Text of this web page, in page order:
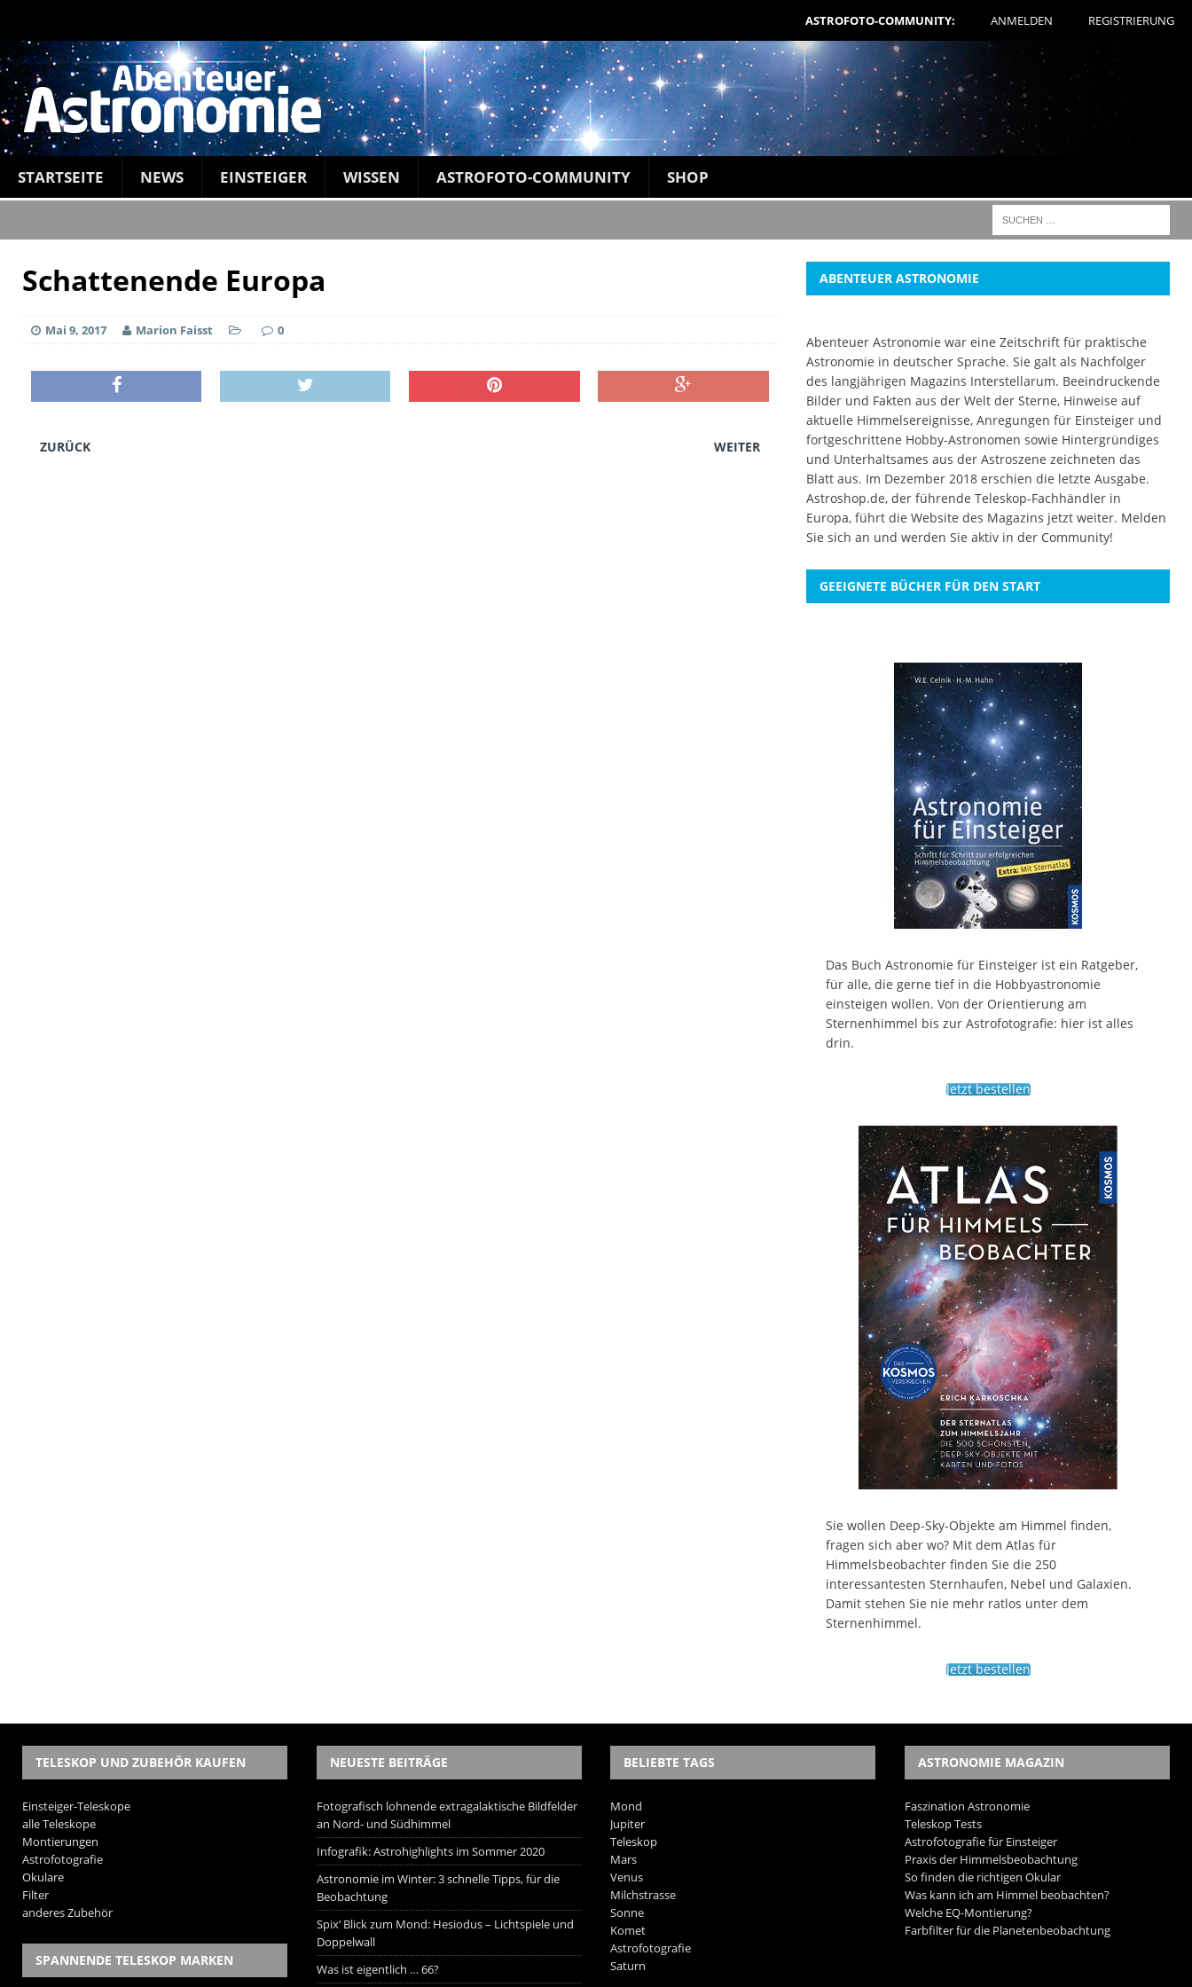
ASTROFOTO-COMMUNITY: ANMELDEN REGISTRIERUNG
STARTSEITE NEWS EINSTEIGER WISSEN ASTROFOTO-COMMUNITY SHOP
Schattenende Europa
Mai 9, 2017 Marion Faisst 0
ZURÜCK WEITER
ABENTEUER ASTRONOMIE
Abenteuer Astronomie war eine Zeitschrift für praktische
Astronomie in deutscher Sprache. Sie galt als Nachfolger
des langjährigen Magazins Interstellarum. Beeindruckende
Bilder und Fakten aus der Welt der Sterne, Hinweise auf
aktuelle Himmelsereignisse, Anregungen für Einsteiger und
fortgeschrittene Hobby-Astronomen sowie Hintergründiges
und Unterhaltsames aus der Astroszene zeichneten das
Blatt aus. Im Dezember 2018 erschien die letzte Ausgabe.
Astroshop.de, der führende Teleskop-Fachhändler in
Europa, führt die Website des Magazins jetzt weiter. Melden
Sie sich an und werden Sie aktiv in der Community!
GEEIGNETE BÜCHER FÜR DEN START
Das Buch Astronomie für Einsteiger ist ein Ratgeber,
für alle, die gerne tief in die Hobbyastronomie
einsteigen wollen. Von der Orientierung am
Sternenhimmel bis zur Astrofotografie: hier ist alles
drin.
Jetzt bestellen
Sie wollen Deep-Sky-Objekte am Himmel finden,
fragen sich aber wo? Mit dem Atlas für
Himmelsbeobachter finden Sie die 250
interessantesten Sternhaufen, Nebel und Galaxien.
Damit stehen Sie nie mehr ratlos unter dem
Sternenhimmel.
Jetzt bestellen
TELESKOP UND ZUBEHÖR KAUFEN
Einsteiger-Teleskope
alle Teleskope
Montierungen
Astrofotografie
Okulare
Filter
anderes Zubehör
SPANNENDE TELESKOP MARKEN
NEUESTE BEITRÄGE
Fotografisch lohnende extragalaktische Bildfelder
an Nord- und Südhimmel
Infografik: Astrohighlights im Sommer 2020
Astronomie im Winter: 3 schnelle Tipps, für die
Beobachtung
Spix‘ Blick zum Mond: Hesiodus – Lichtspiele und
Doppelwall
Was ist eigentlich … 66?
BELIEBTE TAGS
Mond
Jupiter
Teleskop
Mars
Venus
Milchstrasse
Sonne
Komet
Astrofotografie
Saturn
ASTRONOMIE MAGAZIN
Faszination Astronomie
Teleskop Tests
Astrofotografie für Einsteiger
Praxis der Himmelsbeobachtung
So finden die richtigen Okular
Was kann ich am Himmel beobachten?
Welche EQ-Montierung?
Farbfilter für die Planetenbeobachtung